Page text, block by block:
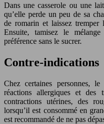
Dans une casserole ou une
qu’elle perde un peu de sa
de romarin et laissez tremper
Ensuite, tamisez le
préférence sans le sucrer.
Contre-indications
Chez certaines personnes,
réactions allergiques et des
contractions utérines, des
lorsqu’il est consommé en
est recommandé de ne pas